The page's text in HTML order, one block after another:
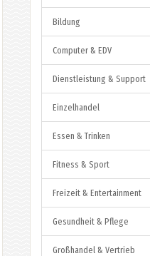
Bildung
Computer & EDV
Dienstleistung & Support
Einzelhandel
Essen & Trinken
Fitness & Sport
Freizeit & Entertainment
Gesundheit & Pflege
Großhandel & Vertrieb